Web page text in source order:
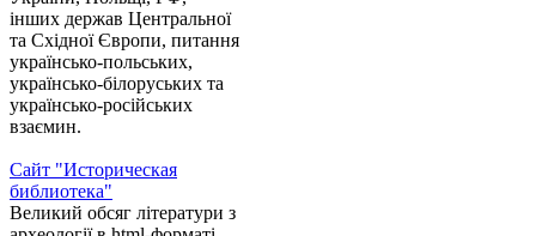
інших держав Центральної
та Східної Європи, питання
українсько-польських,
українсько-білоруських та
українсько-російських
взаємин.
Сайт "Историческая
библиотека"
Великий обсяг літератури з